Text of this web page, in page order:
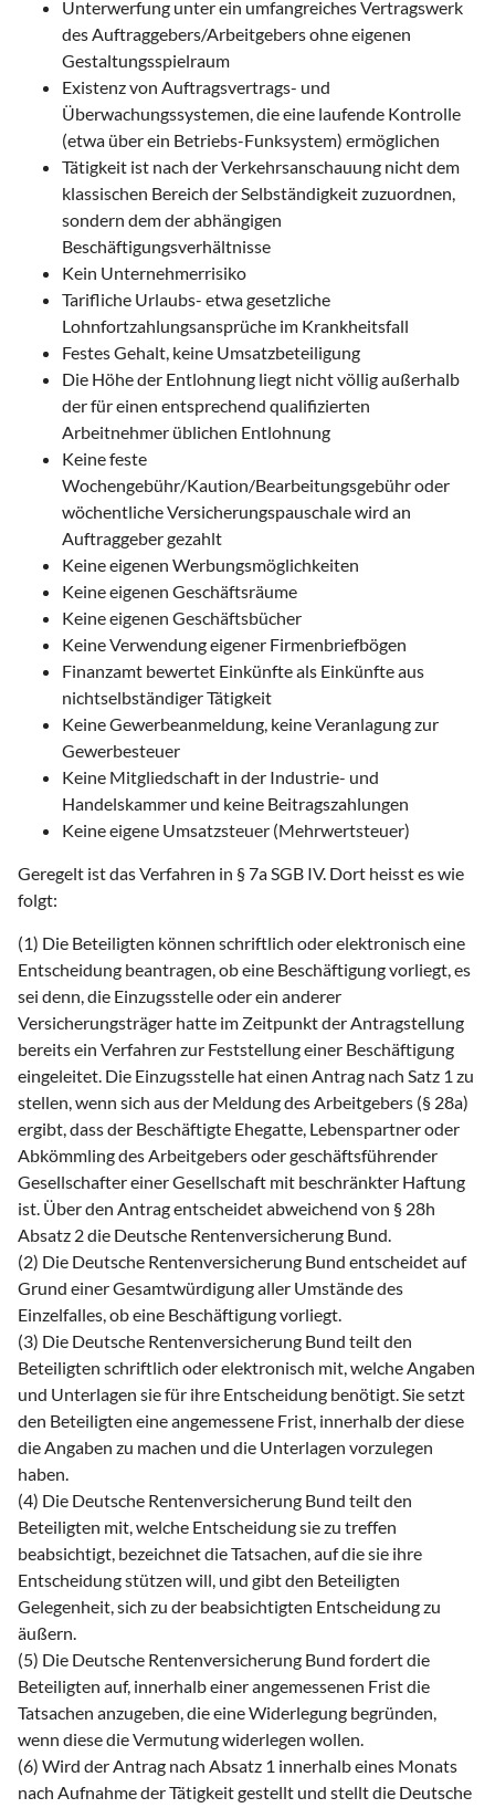
Unterwerfung unter ein umfangreiches Vertragswerk
des Auftraggebers/Arbeitgebers ohne eigenen
Gestaltungsspielraum
Existenz von Auftragsvertrags- und
Überwachungssystemen, die eine laufende Kontrolle
(etwa über ein Betriebs-Funksystem) ermöglichen
Tätigkeit ist nach der Verkehrsanschauung nicht dem
klassischen Bereich der Selbständigkeit zuzuordnen,
sondern dem der abhängigen
Beschäftigungsverhältnisse
Kein Unternehmerrisiko
Tarifliche Urlaubs- etwa gesetzliche
Lohnfortzahlungsansprüche im Krankheitsfall
Festes Gehalt, keine Umsatzbeteiligung
Die Höhe der Entlohnung liegt nicht völlig außerhalb
der für einen entsprechend qualifizierten
Arbeitnehmer üblichen Entlohnung
Keine feste
Wochengebühr/Kaution/Bearbeitungsgebühr oder
wöchentliche Versicherungspauschale wird an
Auftraggeber gezahlt
Keine eigenen Werbungsmöglichkeiten
Keine eigenen Geschäftsräume
Keine eigenen Geschäftsbücher
Keine Verwendung eigener Firmenbriefbögen
Finanzamt bewertet Einkünfte als Einkünfte aus
nichtselbständiger Tätigkeit
Keine Gewerbeanmeldung, keine Veranlagung zur
Gewerbesteuer
Keine Mitgliedschaft in der Industrie- und
Handelskammer und keine Beitragszahlungen
Keine eigene Umsatzsteuer (Mehrwertsteuer)
Geregelt ist das Verfahren in § 7a SGB IV. Dort heisst es wie
folgt:
(1) Die Beteiligten können schriftlich oder elektronisch eine
Entscheidung beantragen, ob eine Beschäftigung vorliegt, es
sei denn, die Einzugsstelle oder ein anderer
Versicherungsträger hatte im Zeitpunkt der Antragstellung
bereits ein Verfahren zur Feststellung einer Beschäftigung
eingeleitet. Die Einzugsstelle hat einen Antrag nach Satz 1 zu
stellen, wenn sich aus der Meldung des Arbeitgebers (§ 28a)
ergibt, dass der Beschäftigte Ehegatte, Lebenspartner oder
Abkömmling des Arbeitgebers oder geschäftsführender
Gesellschafter einer Gesellschaft mit beschränkter Haftung
ist. Über den Antrag entscheidet abweichend von § 28h
Absatz 2 die Deutsche Rentenversicherung Bund.
(2) Die Deutsche Rentenversicherung Bund entscheidet auf
Grund einer Gesamtwürdigung aller Umstände des
Einzelfalles, ob eine Beschäftigung vorliegt.
(3) Die Deutsche Rentenversicherung Bund teilt den
Beteiligten schriftlich oder elektronisch mit, welche Angaben
und Unterlagen sie für ihre Entscheidung benötigt. Sie setzt
den Beteiligten eine angemessene Frist, innerhalb der diese
die Angaben zu machen und die Unterlagen vorzulegen
haben.
(4) Die Deutsche Rentenversicherung Bund teilt den
Beteiligten mit, welche Entscheidung sie zu treffen
beabsichtigt, bezeichnet die Tatsachen, auf die sie ihre
Entscheidung stützen will, und gibt den Beteiligten
Gelegenheit, sich zu der beabsichtigten Entscheidung zu
äußern.
(5) Die Deutsche Rentenversicherung Bund fordert die
Beteiligten auf, innerhalb einer angemessenen Frist die
Tatsachen anzugeben, die eine Widerlegung begründen,
wenn diese die Vermutung widerlegen wollen.
(6) Wird der Antrag nach Absatz 1 innerhalb eines Monats
nach Aufnahme der Tätigkeit gestellt und stellt die Deutsche